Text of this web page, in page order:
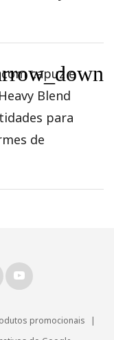
capuz e
Blend
para
de
promocionais
|